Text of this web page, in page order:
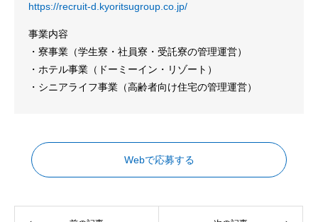
https://recruit-d.kyoritsugroup.co.jp/
事業内容
・寮事業（学生寮・社員寮・受託寮の管理運営）
・ホテル事業（ドーミーイン・リゾート）
・シニアライフ事業（高齢者向け住宅の管理運営）
Webで応募する